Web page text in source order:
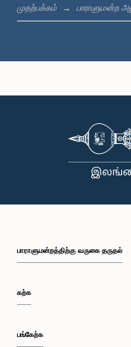
கௌரவ
கௌரவ
முதற்பக்கம் பாராளுமன்ற
பாராளுமன்றத்திற்கு வருகை தருதல்
கற்க
பங்கேற்க